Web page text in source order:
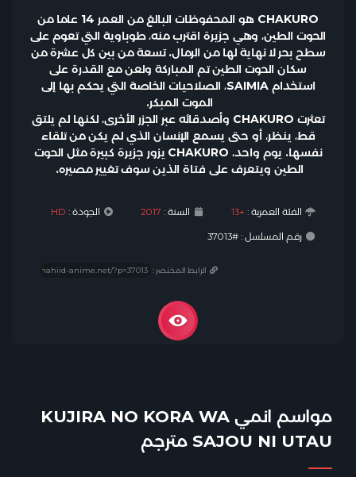
CHAKURO هو المحفوظات البالغ من العمر 14 عاما من
الحوت الطين، وهي جزيرة اقترب منه، طوباوية التي تعوم على
سطح بحر لا نهاية لها من الرمال. تسعة من بين كل عشرة من
سكان الحوت الطين تم المباركة ولعن مع القدرة على
استخدام SAIMIA، الصلاحيات الخاصة التي يحكم بها إلى
الموت المبكر.
تعثرت CHAKURO وأصدقائه عبر الجزر الأخرى، لكنها لم يلتق
قط، ينظر، أو حتى يسمع الإنسان الذي لم يكن من تلقاء
نفسها. يوم واحد، CHAKURO يزور جزيرة كبيرة مثل الحوت
الطين ويتعرف على فتاة الذين سوف تغيير مصيره.
الفئة العمرية : +13 السنة : 2017 الجودة : HD
رقم المسلسل : #37013
الرابط المختصر :
مواسم انمي KUJIRA NO KORA WA
SAJOU NI UTAU مترجم